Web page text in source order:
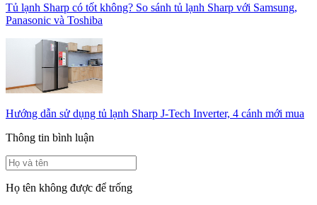
Tủ lạnh Sharp có tốt không? So sánh tủ lạnh Sharp với Samsung,
Panasonic và Toshiba
Hướng dẫn sử dụng tủ lạnh Sharp J-Tech Inverter, 4 cánh mới mua
Thông tin bình luận
Họ tên không được để trống